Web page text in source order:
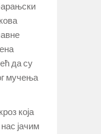
да су
мучења
која
јачим